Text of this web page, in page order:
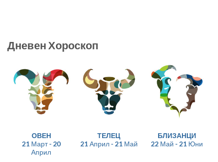
Дневен Хороскоп
ОВЕН
21 Март - 20
Април
ТЕЛЕЦ
21 Април - 21 Май
БЛИЗАНЦИ
22 Май - 21 Юни